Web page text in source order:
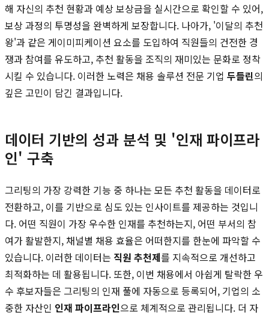
해 자신의 추천 현황과 예상 보상금을 실시간으로 확인할 수 있어,
보상 과정의 투명성을 완벽하게 보장합니다. 나아가, '이달의 추천
왕'과 같은 게이미피케이션 요소를 도입하여 직원들의 건전한 경
쟁과 참여를 유도하고, 추천 활동을 조직의 재미있는 문화로 정착
시킬 수 있습니다. 이러한 노력은 채용 솔루션 전문 기업 두들린의
깊은 고민이 담긴 결과입니다.
데이터 기반의 성과 분석 및 '인재 파이프라
인' 구축
그리팅의 가장 강력한 기능 중 하나는 모든 추천 활동을 데이터로
전환하고, 이를 기반으로 심도 있는 인사이트를 제공하는 것입니
다. 어떤 직원이 가장 우수한 인재를 추천하는지, 어떤 부서의 참
여가 활발한지, 채널별 채용 효율은 어떠한지를 한눈에 파악할 수
있습니다. 이러한 데이터는 직원 추천제를 지속적으로 개선하고
최적화하는 데 활용됩니다. 또한, 이번 채용에서 아쉽게 탈락한 우
수 후보자들은 그리팅의 인재 풀에 자동으로 등록되어, 기업의 소
중한 자산인 인재 파이프라인으로 체계적으로 관리됩니다. 더 자